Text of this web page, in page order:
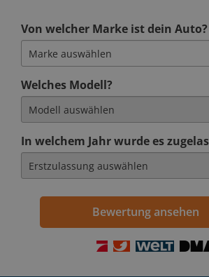
Von welcher Marke ist dein Auto?
Welches Modell?
In welchem Jahr wurde es
Bewertung ansehen